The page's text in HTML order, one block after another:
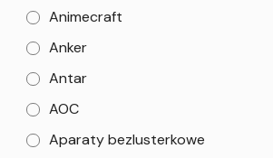
Animecraft
Anker
Antar
AOC
Aparaty bezlusterkowe